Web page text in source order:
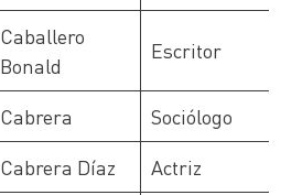
Caballero
Bonald
Escritor
Cabrera
Sociólogo
Cabrera Díaz
Actriz